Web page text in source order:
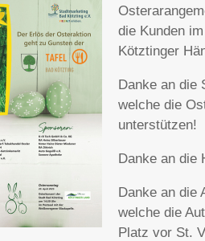
die Kunden
Kötztinger
Danke an die
welche die
unterstützen!
Danke an die
Danke an die
welche die
Platz vor St.